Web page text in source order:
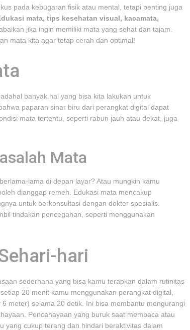
pada kebugaran fisik atau mental, tetapi penting juga
mata, tips kesehatan visual, kacamata,
jika ingin memiliki mata yang sehat dan tajam.
mata kita agar tetap cerah dan optimal!
banyak hal yang bisa kita lakukan untuk
paparan sinar biru dari perangkat digital dapat
mata tertentu, seperti rabun jauh atau dekat, juga
Mata
lama di depan layar? Atau mungkin kamu
dianggap remeh. Edukasi mata mencakup
untuk berkonsultasi dengan dokter spesialis.
tindakan pencegahan, seperti menggunakan
hari
sederhana yang bisa kamu terapkan dalam rutinitas
20 menit kamu menggunakan perangkat digital,
meter) selama 20 detik. Ini bisa membantu mengurangi
Pencahayaan yang buruk saat membaca atau
yang cukup terang dan hindari beraktivitas dalam